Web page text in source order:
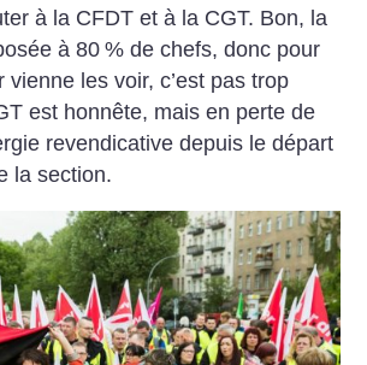
à la CFDT et à la CGT. Bon, la
à 80 % de chefs, donc pour
vienne les voir, c’est pas trop
est honnête, mais en perte de
revendicative depuis le départ
la section.